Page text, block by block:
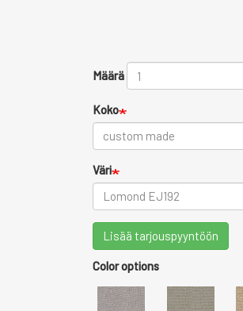
Määrä
Koko
Väri
Lisää tarjouspyyntöön
Color options